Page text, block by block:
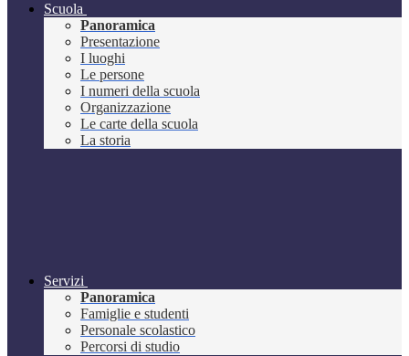
Scuola
Panoramica
Presentazione
I luoghi
Le persone
I numeri della scuola
Organizzazione
Le carte della scuola
La storia
Servizi
Panoramica
Famiglie e studenti
Personale scolastico
Percorsi di studio